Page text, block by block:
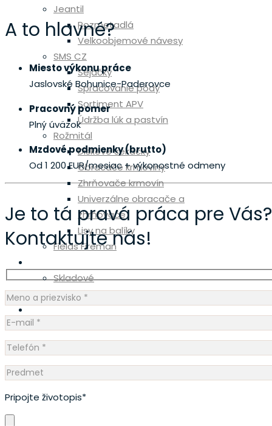
Jeantil
Rozmetadlá
Velkoobjemové návesy
SMS CZ
Sejačky
Spracovanie pôdy
Sortiment APV
Údržba lúk a pastvín
Rožmitál
Diskové sekačky
Obracače krmoviny
Zhrňovače krmovín
Univerzálne obracače a
zhrňovače
Lisy na balíky
Fields Fireman
Skladové
Použité
Diely
Servis
A to hlavné?
Miesto výkonu práce
Jaslovské Bohunice-Paderovce
Pracovný pomer
Plný úväzok
Mzdové podmienky (brutto)
Od 1 200 EUR/mesiac+ výkonostné odmeny
Je to tá pravá práca pre Vás?
Kontaktujte nás!
Pripojte životopis*